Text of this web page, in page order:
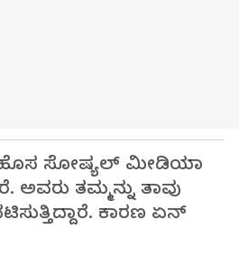
ಹೊಸ ಸೋಷ್ಯಲ್ ಮೀಡಿಯಾ
ಅವರು ತಮ್ಮನ್ನು ತಾವು
ಕಾರಣ ಏನ್